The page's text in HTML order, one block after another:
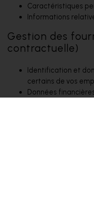
Caractéristiques
Informations
Gestion des
contractuelle)
Identification et
certains de vos
Données